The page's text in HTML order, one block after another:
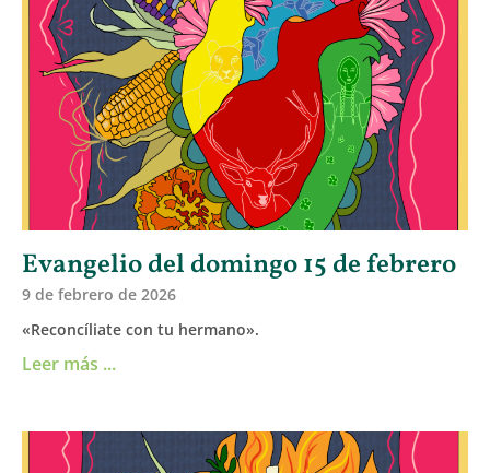
Evangelio del domingo 15 de febrero
9 de febrero de 2026
«Reconcíliate con tu hermano».
Leer más ...